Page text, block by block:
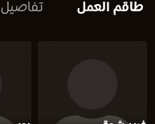
طاقم العمل تفاصيل